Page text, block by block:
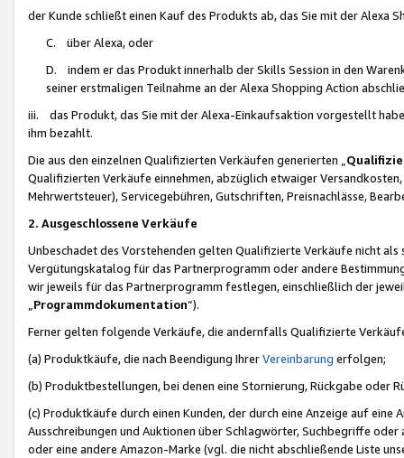
der Kunde schließt einen Kauf des Produkts ab, das Sie mit der Alexa
C. über Alexa, oder
D. indem er das Produkt innerhalb der Skills Session in den
seiner erstmaligen Teilnahme an der Alexa Shopping Action
iii. das Produkt, das Sie mit der Alexa-Einkaufsaktion vorgestellt
ihm bezahlt.
Die aus den einzelnen Qualifizierten Verkäufen generierten „
Qualifizierten Verkäufe einnehmen, abzüglich etwaiger
Mehrwertsteuer), Servicegebühren, Gutschriften, Preisnachlässe,
2. Ausgeschlossene Verkäufe
Unbeschadet des Vorstehenden gelten Qualifizierte Verkäufe nicht
Vergütungskatalog für das Partnerprogramm oder andere
wir jeweils für das Partnerprogramm festlegen, einschließlich der
Programmdokumentation“).
Ferner gelten folgende Verkäufe, die andernfalls Qualifizierte
(a) Produktkäufe, die nach Beendigung IhrerVereinbarung erfolgen;
(b) Produktbestellungen, bei denen eine Stornierung, Rückgabe oder
(c) Produktkäufe durch einen Kunden, der durch eine Anzeige auf
Ausschreibungen und Auktionen über Schlagwörter, Suchbegriffe
oder eine andere Amazon-Marke (vgl. die nicht abschließende Liste